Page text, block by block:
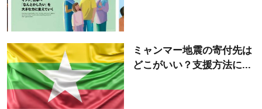
ミャンマー地震の寄付先は
どこがいい？支援方法に...